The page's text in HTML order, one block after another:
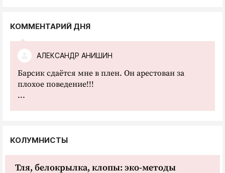
КОММЕНТАРИЙ ДНЯ
АЛЕКСАНДР АНИШИН
Барсик сдаётся мне в плен. Он арестован за
плохое поведение!!!
...
КОЛУМНИСТЫ
Тля, белокрылка, клопы: эко-методы